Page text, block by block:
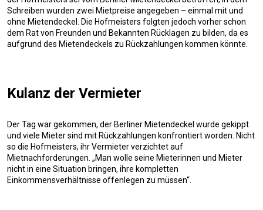
Schreiben wurden zwei Mietpreise angegeben – einmal mit und
ohne Mietendeckel. Die Hofmeisters folgten jedoch vorher schon
dem Rat von Freunden und Bekannten Rücklagen zu bilden, da es
aufgrund des Mietendeckels zu Rückzahlungen kommen könnte.
Kulanz der Vermieter
Der Tag war gekommen, der Berliner Mietendeckel wurde gekippt
und viele Mieter sind mit Rückzahlungen konfrontiert worden. Nicht
so die Hofmeisters, ihr Vermieter verzichtet auf
Mietnachforderungen. „Man wolle seine Mieterinnen und Mieter
nicht in eine Situation bringen, ihre kompletten
Einkommensverhältnisse offenlegen zu müssen“.